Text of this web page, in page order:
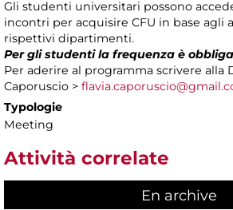
Gli studenti universitari possono
incontri per acquisire CFU in base agli
rispettivi dipartimenti.
Per gli studenti la frequenza è
Per aderire al programma scrivere alla
Caporuscio >
Typologie
Meeting
Attività correlate
En archive